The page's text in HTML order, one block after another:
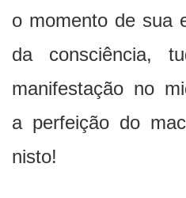
o momento de sua
da consciência,
manifestação no
a perfeição do
nisto!